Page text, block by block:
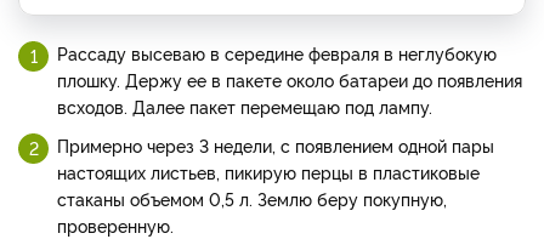
Рассаду высеваю в середине февраля в неглубокую
плошку. Держу ее в пакете около батареи до появления
всходов. Далее пакет перемещаю под лампу.
Примерно через 3 недели, с появлением одной пары
настоящих листьев, пикирую перцы в пластиковые
стаканы объемом 0,5 л. Землю беру покупную,
проверенную.